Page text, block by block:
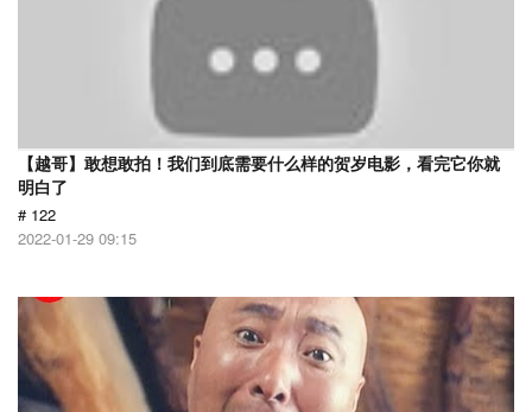
【越哥】敢想敢拍！我们到底需要什么样的贺岁电影，看完它你就
明白了
# 122
2022-01-29 09:15